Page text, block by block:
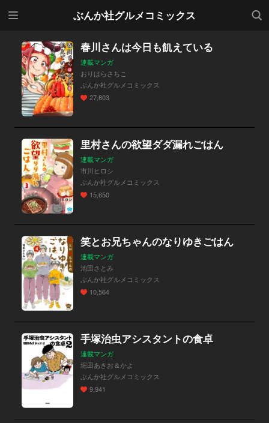
ぶんか社グルメコミックス
検索
春川さんは今日も飢えている
連載マンガ
おりはらさちこ
ぶんか社グルメコミックス
27,803
里村さんの欲望ダダ漏れごはん
連載マンガ
市川ヒロシ
ぶんか社グルメコミックス
15,650
笑とお兄ちゃんのなりゆきごはん
連載マンガ
池田さとみ
ぶんか社グルメコミックス
10,564
手塚治虫アシスタントの食卓
連載マンガ
堀田あきお＆かよ
ぶんか社グルメコミックス
9,941